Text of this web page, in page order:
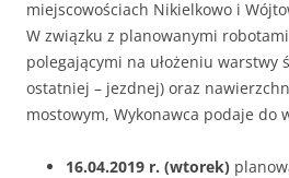
miejscowościach Nikielkowo i
W związku z planowanymi
polegającymi na ułożeniu warstwy
ostatniej – jezdnej) oraz
mostowym, Wykonawca podaje do
16.04.2019 r. (wtorek)